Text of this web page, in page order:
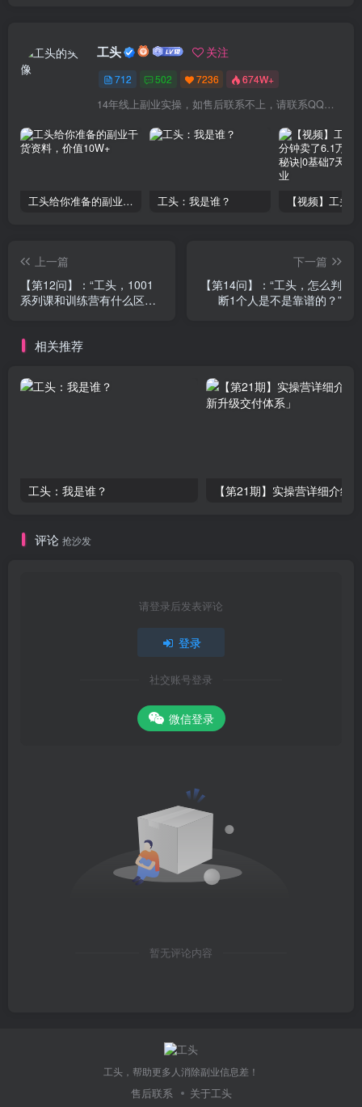
工头 关注
712 502 7236 674W+
14年线上副业实操，如售后联系不上，请联系QQ：1841000000（6个0）或拨打交付合同中的联系电话！
工头给你准备的副业干货资料，价值10W+ 工头：我是谁？
上一篇
【第12问】：“工头，1001
系列课和训练营有什么区
下一篇
【第14问】：“工头，怎么判
断1个人是不是靠谱的？”
相关推荐
工头：我是谁？
评论 抢沙发
请登录后发表评论
登录
社交账号登录
微信登录
暂无评论内容
工头，帮助更多人消除副业信息差！
售后联系 关于工头